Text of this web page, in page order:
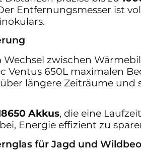
Entfernungsmesser ist
Wechsel zwischen
Ventus 650L maximalen
längere Zeiträume und
Akkus, die eine
Energie effizient zu
für Jagd und